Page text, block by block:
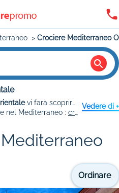
Crociere Mediterraneo
vi farà scoprire località suggestive e spiagge da sogno passando per l'Italia, la Grecia, la Croazia e la Turchia. Numerosi gli itinerari disponibili con
nel Mediterraneo : crociere nel Mediterraneo Occidentale
Vedere di +
Ordinare